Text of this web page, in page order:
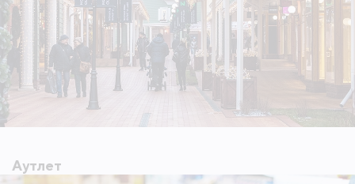
Аутлет